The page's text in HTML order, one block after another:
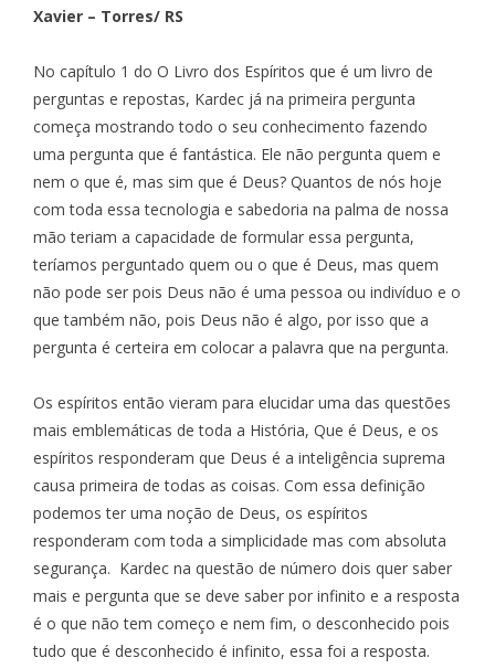
Xavier – Torres/ RS
No capítulo 1 do O Livro dos Espíritos que é um livro de
perguntas e repostas, Kardec já na primeira pergunta
começa mostrando todo o seu conhecimento fazendo
uma pergunta que é fantástica. Ele não pergunta quem e
nem o que é, mas sim que é Deus? Quantos de nós hoje
com toda essa tecnologia e sabedoria na palma de nossa
mão teriam a capacidade de formular essa pergunta,
teríamos perguntado quem ou o que é Deus, mas quem
não pode ser pois Deus não é uma pessoa ou indivíduo e o
que também não, pois Deus não é algo, por isso que a
pergunta é certeira em colocar a palavra que na pergunta.
Os espíritos então vieram para elucidar uma das questões
mais emblemáticas de toda a História, Que é Deus, e os
espíritos responderam que Deus é a inteligência suprema
causa primeira de todas as coisas. Com essa definição
podemos ter uma noção de Deus, os espíritos
responderam com toda a simplicidade mas com absoluta
segurança. Kardec na questão de número dois quer saber
mais e pergunta que se deve saber por infinito e a resposta
é o que não tem começo e nem fim, o desconhecido pois
tudo que é desconhecido é infinito, essa foi a resposta.